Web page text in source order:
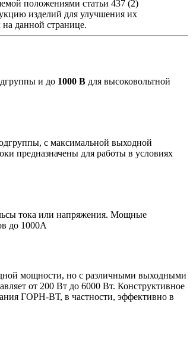
положениями статьи 437 (2)
изделий для улучшения их
данной странице.
и до 1000 В для высоковольтной
с максимальной выходной
предназначены для работы в условиях
тока или напряжения. Мощные
до 1000А
мощности, но с различными выходными
от 200 Вт до 6000 Вт. Конструктивное
ГОРН-ВТ, в частности, эффективно в